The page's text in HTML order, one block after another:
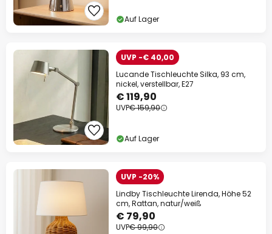
Auf Lager
UVP -€ 40,00
Lucande Tischleuchte Silka, 93 cm,
nickel, verstellbar, E27
€ 119,90
UVP€ 159,90
Auf Lager
UVP -20%
Lindby Tischleuchte Lirenda, Höhe 52
cm, Rattan, natur/weiß
€ 79,90
UVP€ 99,90